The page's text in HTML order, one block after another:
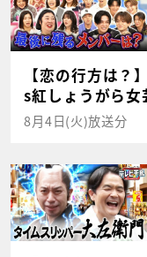
【恋の行方は
s紅しょうがら女
8月4日(火)放送分